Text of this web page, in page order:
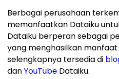
Berbagai perusahaan
memanfaatkan Dataiku
Dataiku berperan sebagai
yang menghasilkan
selengkapnya tersedia di
danYouTube Dataiku.